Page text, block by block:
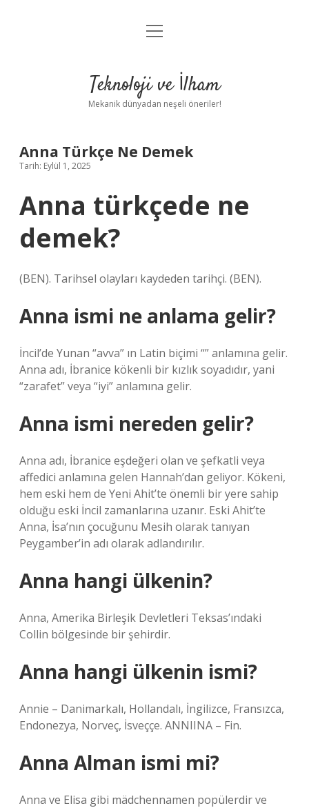
Anasayfa
Yasal Uyarı
menüyü
Teknoloji ve İlham
Mekanik dünyadan neşeli öneriler!
Anna Türkçe Ne Demek
Tarih: Eylül 1, 2025
Anna türkçede ne
demek?
(BEN). Tarihsel olayları kaydeden tarihçi. (BEN).
Anna ismi ne anlama gelir?
İncil’de Yunan “avva” ın Latin biçimi “” anlamına gelir.
Anna adı, İbranice kökenli bir kızlık soyadıdır, yani
“zarafet” veya “iyi” anlamına gelir.
Anna ismi nereden gelir?
Anna adı, İbranice eşdeğeri olan ve şefkatli veya
affedici anlamına gelen Hannah’dan geliyor. Kökeni,
hem eski hem de Yeni Ahit’te önemli bir yere sahip
olduğu eski İncil zamanlarına uzanır. Eski Ahit’te
Anna, İsa’nın çocuğunu Mesih olarak tanıyan
Peygamber’in adı olarak adlandırılır.
Anna hangi ülkenin?
Anna, Amerika Birleşik Devletleri Teksas’ındaki
Collin bölgesinde bir şehirdir.
Anna hangi ülkenin ismi?
Annie – Danimarkalı, Hollandalı, İngilizce, Fransızca,
Endonezya, Norveç, İsveççe. ANNIINA – Fin.
Anna Alman ismi mi?
Anna ve Elisa gibi mädchennamen popülerdir ve